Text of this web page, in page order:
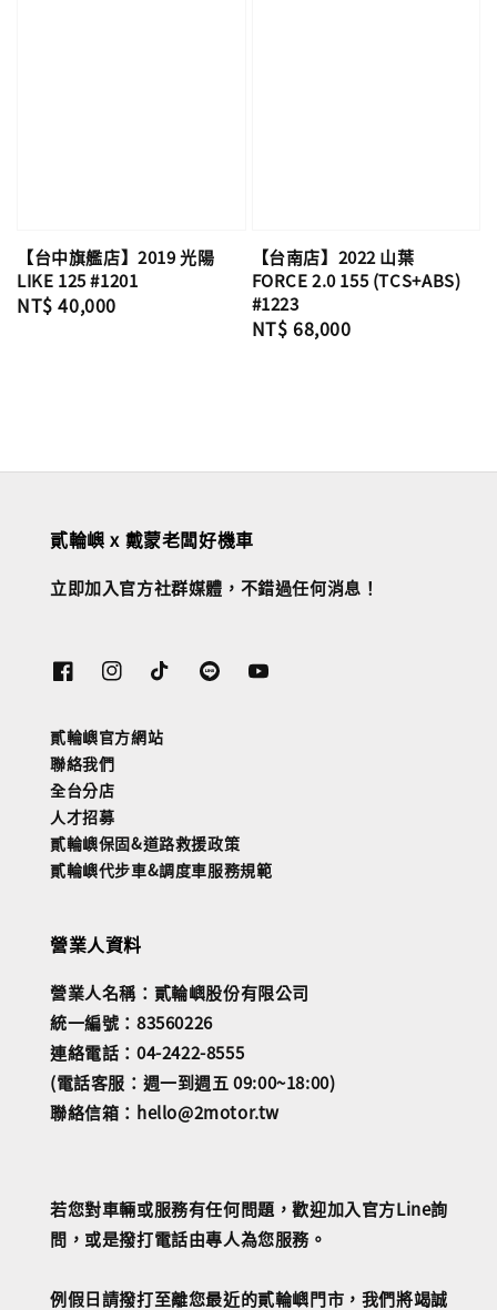
【台中旗艦店】2019 光陽
LIKE 125 #1201
Regular
NT$ 40,000
【台南店】2022 山葉
FORCE 2.0 155 (TCS+ABS)
#1223
Regular
NT$ 68,000
貳輪嶼 x 戴蒙老闆好機車
立即加入官方社群媒體，不錯過任何消息！
貳輪嶼官方網站
聯絡我們
全台分店
人才招募
貳輪嶼保固&道路救援政策
貳輪嶼代步車&調度車服務規範
營業人資料
營業人名稱：貳輪嶼股份有限公司
統一編號：83560226
連絡電話：04-2422-8555
(電話客服：週一到週五 09:00~18:00)
聯絡信箱：hello@2motor.tw
若您對車輛或服務有任何問題，歡迎加入官方Line詢
問，或是撥打電話由專人為您服務。
例假日請撥打至離您最近的貳輪嶼門市，我們將竭誠